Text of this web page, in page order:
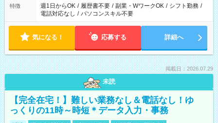
特徴 週1日からOK / 履歴書不要 / 副業・WワークOK / シフト勤務 /
電話対応なし / パソコンスキル不要
気になる！ 応募する 詳細へ
掲載日：2026.07.29
未読
【完全在宅！】難しい業務なし＆電話なし！ゆ
っくりの11時～時短＊データ入力・事務